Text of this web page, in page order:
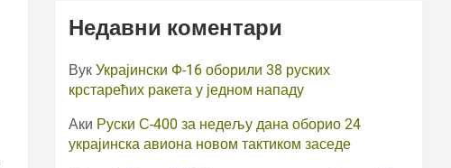
Недавни коментари
Вук Украјински Ф-16 оборили 38 руских
крстарећих ракета у једном нападу
Аки Руски С-400 за недељу дана оборио 24
украјинска авиона новом тактиком заседе